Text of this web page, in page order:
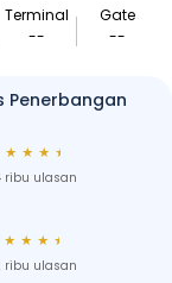
Terminal
--
Gate
--
Penerbangan
★ ★ ★ ★
ribu ulasan
★ ★ ★ ★
ribu ulasan